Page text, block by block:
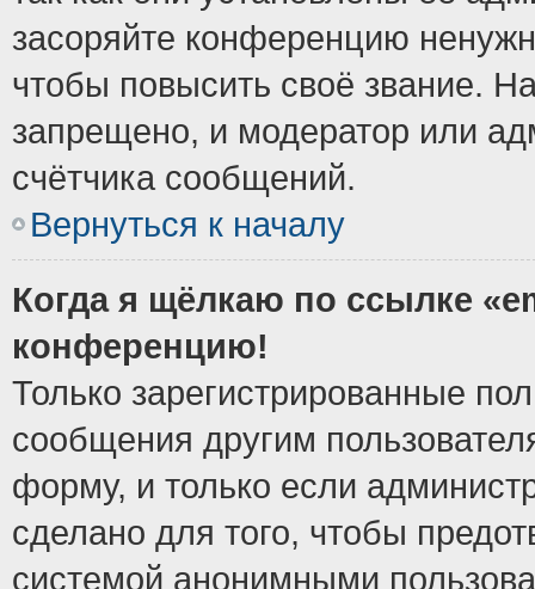
засоряйте конференцию
чтобы повысить своё звание.
запрещено, и модератор или
счётчика сообщений.
Вернуться к началу
Когда я щёлкаю по ссылке
конференцию!
Только зарегистрированные
сообщения другим
форму, и только если
сделано для того, чтобы
системой анонимными